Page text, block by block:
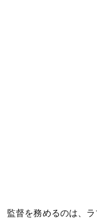
監督を務めるのは、